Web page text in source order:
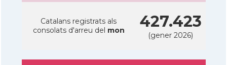
Catalans registrats als
consolats d'arreu del mon 427.423
(gener 2026)